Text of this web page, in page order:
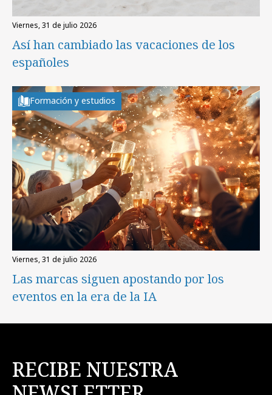
viernes, 31 de julio 2026
Así han cambiado las vacaciones de los
españoles
Formación y estudios
viernes, 31 de julio 2026
Las marcas siguen apostando por los
eventos en la era de la IA
RECIBE NUESTRA